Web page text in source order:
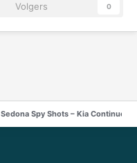
Volgers 0
Sedona Spy Shots – Kia Continues